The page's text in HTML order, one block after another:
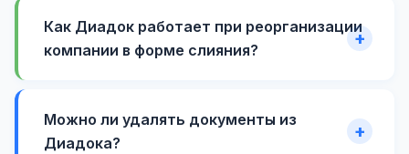
Как Диадок работает при реорганизации
компании в форме слияния?
Можно ли удалять документы из
Диадока?